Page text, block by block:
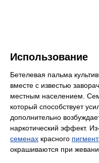
Использование
Бетелевая пальма
вместе с известью
местным населением.
который способствует
дополнительно
наркотический эффект.
семенах красного
окрашиваются при